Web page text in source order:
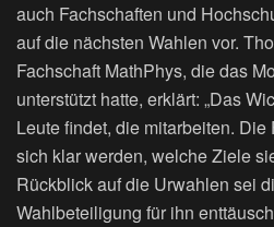
auch Fachschaften und
auf die nächsten Wahlen vor.
Fachschaft MathPhys, die das
unterstützt hatte, erklärt: „Das
Leute findet, die mitarbeiten. Die
sich klar werden, welche Ziele
Rückblick auf die Urwahlen sei
Wahlbeteiligung für ihn